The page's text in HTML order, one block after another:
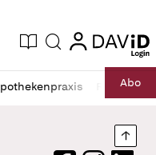
Ausgabe
Suche login
login
RechtAbo